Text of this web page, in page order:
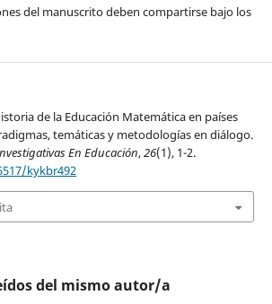
del manuscrito deben compartirse bajo los
de la Educación Matemática en países
temáticas y metodologías en diálogo.
En Educación,26(1), 1-2.
kykbr492
del mismo autor/a